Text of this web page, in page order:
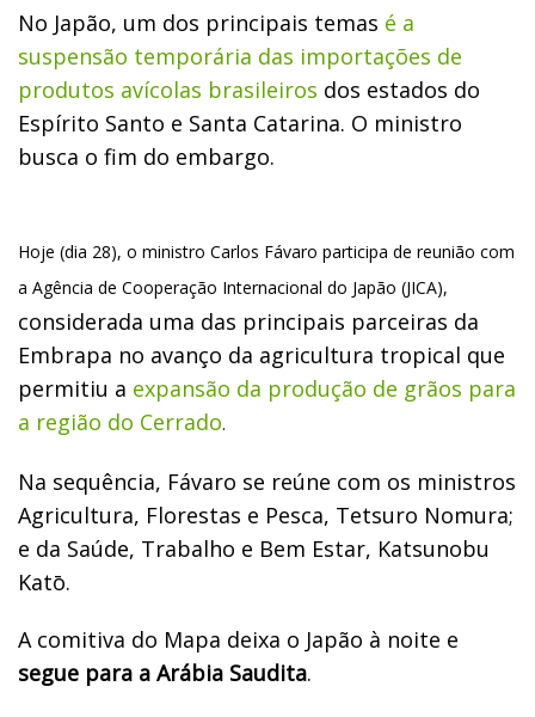
No Japão, um dos principais temas é a
suspensão temporária das importações de
produtos avícolas brasileiros dos estados do
Espírito Santo e Santa Catarina. O ministro
busca o fim do embargo.
Hoje (dia 28), o ministro Carlos Fávaro participa de reunião com
a Agência de Cooperação Internacional do Japão (JICA),
considerada uma das principais parceiras da
Embrapa no avanço da agricultura tropical que
permitiu a expansão da produção de grãos para
a região do Cerrado.
Na sequência, Fávaro se reúne com os ministros
Agricultura, Florestas e Pesca, Tetsuro Nomura;
e da Saúde, Trabalho e Bem Estar, Katsunobu
Katō.
A comitiva do Mapa deixa o Japão à noite e
segue para a Arábia Saudita.